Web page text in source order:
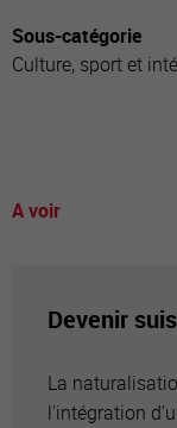
Sous-catégorie
Culture, sport et
A voir
Devenir
La
l'intégration